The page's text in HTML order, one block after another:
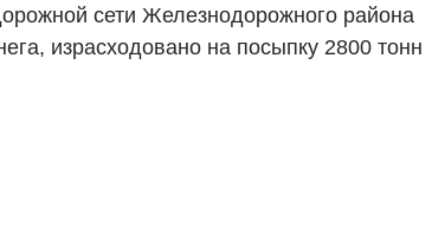
сети Железнодорожного района
израсходовано на посыпку 2800 тонн